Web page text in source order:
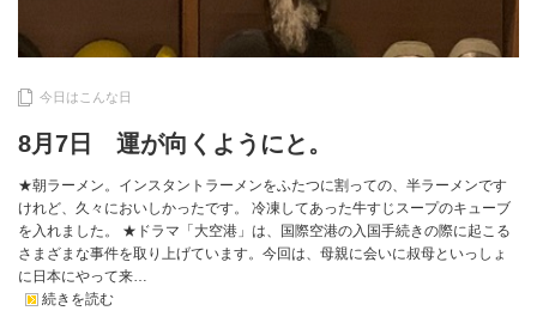
今日はこんな日
8月7日 運が向くようにと。
★朝ラーメン。インスタントラーメンをふたつに割っての、半ラーメンです
けれど、久々においしかったです。 冷凍してあった牛すじスープのキューブ
を入れました。 ★ドラマ「大空港」は、国際空港の入国手続きの際に起こる
さまざまな事件を取り上げています。今回は、母親に会いに叔母といっしょ
に日本にやって来…
続きを読む